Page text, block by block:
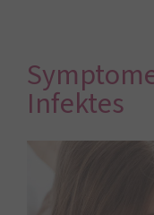
Infektes